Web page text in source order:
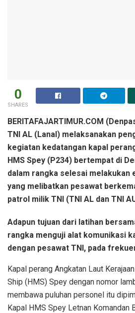
0
SHARES
BERITAFAJARTIMUR.COM
TNI AL (Lanal) melaksanakan
kegiatan kedatangan kapal
HMS Spey (P234) bertempat di
dalam rangka selesai melakukan
yang melibatkan pesawat
patrol milik TNI (TNI AL dan TNI
Adapun tujuan dari latihan
rangka menguji alat komunikasi
dengan pesawat TNI, pada
Kapal perang Angkatan Laut
Ship (HMS) Spey dengan nomor
membawa puluhan personel itu
Kapal HMS Spey Letnan Komandan